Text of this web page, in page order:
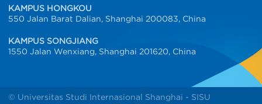
KAMPUS HONGKOU
550 Jalan Barat Dalian, Shanghai 200083, China
KAMPUS SONGJIANG
1550 Jalan Wenxiang, Shanghai 201620, China
© Universitas Studi Internasional Shanghai - SISU